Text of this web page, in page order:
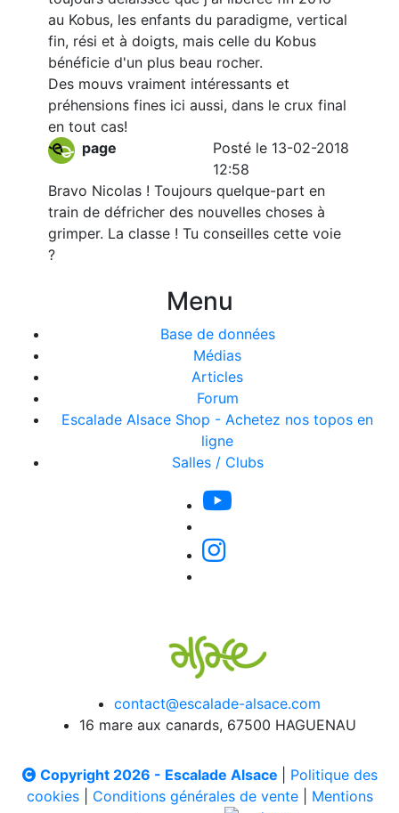
au Kobus, les enfants du paradigme, vertical
fin, rési et à doigts, mais celle du Kobus
bénéficie d'un plus beau rocher.
Des mouvs vraiment intéressants et
préhensions fines ici aussi, dans le crux final
en tout cas!
page
Posté le 13-02-2018
12:58
Bravo Nicolas ! Toujours quelque-part en
train de défricher des nouvelles choses à
grimper. La classe ! Tu conseilles cette voie
?
Menu
Base de données
Médias
Articles
Forum
Escalade Alsace Shop - Achetez nos topos en
ligne
Salles / Clubs
contact@escalade-alsace.com
16 mare aux canards, 67500 HAGUENAU
Copyright 2026 - Escalade Alsace
Politique des
cookies| Conditions générales de vente| Mentions